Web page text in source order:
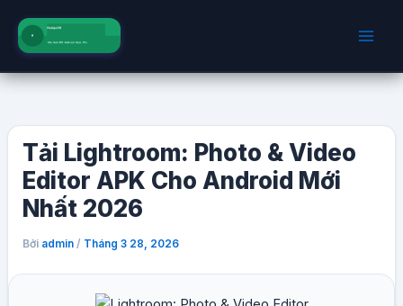
dung
Tải Lightroom: Photo & Video
Editor APK Cho Android Mới
Nhất 2026
Bởi admin / Tháng 3 28, 2026